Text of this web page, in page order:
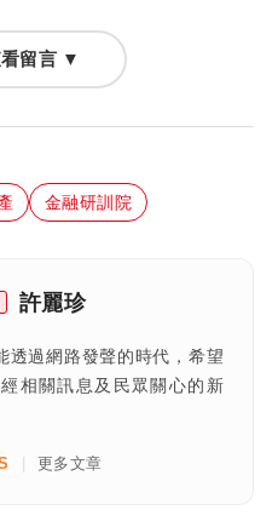
留言 ▼
金融研訓院
許麗珍
透過網路發聲的時代，希望
相關訊息及民眾關心的新
更多文章